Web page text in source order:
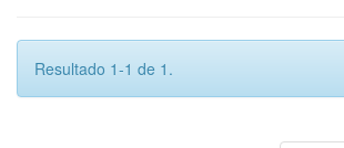
Resultado 1-1 de 1.